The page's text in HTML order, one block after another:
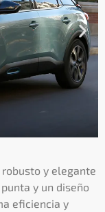
y elegante
y un diseño
eficiencia y